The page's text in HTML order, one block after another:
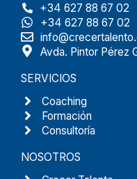
+34 627 88 67 02
+34 627 88 67 02
Avda. Pintor Pérez
SERVICIOS
Coaching
Formación
Consultoría
NOSOTROS